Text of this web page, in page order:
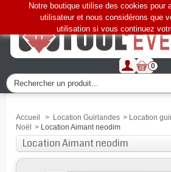
0
Notre boutique utilise des cookies pour
utilisateur et nous considérons que
utilisation si vous continuez
Accueil > Location Guirlandes > Location
Noël
> Location Aimant neodim
Location Aimant neodim